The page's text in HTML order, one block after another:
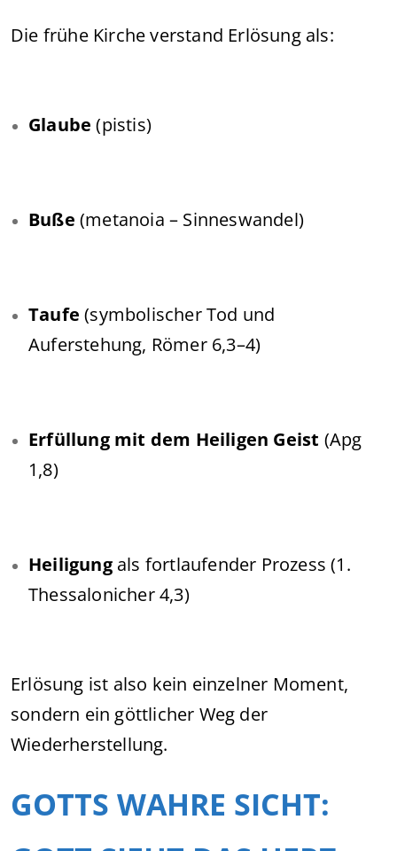
Die frühe Kirche verstand Erlösung als:
Glaube (pistis)
Buße (metanoia – Sinneswandel)
Taufe (symbolischer Tod und
Auferstehung, Römer 6,3–4)
Erfüllung mit dem Heiligen Geist (Apg
1,8)
Heiligungals fortlaufender Prozess (1.
Thessalonicher 4,3)
Erlösung ist also kein einzelner Moment,
sondern ein göttlicher Weg der
Wiederherstellung.
GOTTS WAHRE SICHT: